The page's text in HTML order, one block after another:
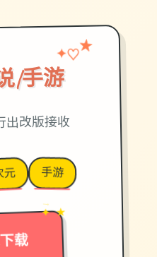
|手游
✦♡★
出改版接收
元 手游
载
→
✦ ★